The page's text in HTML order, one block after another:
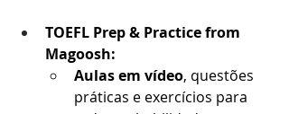
TOEFL Prep & Practice from
Magoosh:
Aulas em vídeo, questões
práticas e exercícios para